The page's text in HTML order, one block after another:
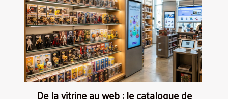
De la vitrine au web : le catalogue de